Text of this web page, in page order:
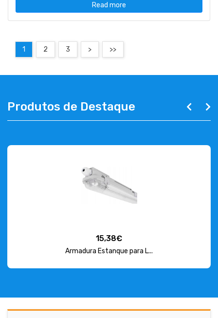
Read more
1 2 3 > >>
Produtos de Destaque
15,38€
Armadura Estanque para L...